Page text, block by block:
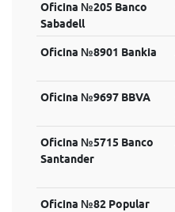
Oficina №205 Banco
Sabadell
Oficina №8901 Bankia
Oficina №9697 BBVA
Oficina №5715 Banco
Santander
Oficina №82 Popular